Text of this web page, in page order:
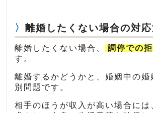
離婚したくない場合の対応
離婚したくない場合、 調停での
す。
離婚するかどうかと、婚姻中の婚
別問題です。
相手のほうが収入が高い場合には